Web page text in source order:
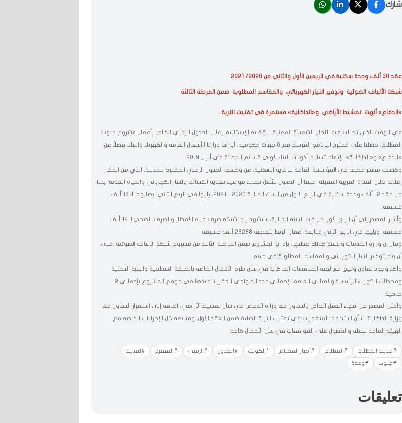
شارك
عقد 30 ألف وحدة سكنية في الربعين الأول والثاني من 2020/ 2021
شبكة الألياف الضوئية وتوفير التيار الكهربائي والمقاسم المطلوبة ضمن المرحلة الثالثة
«الدفاع» أنهت تمشيط الأراضي و«الداخلية» مستمرة في تفتيت التربة
في الوقت الذي تطالب فيه اللجان الشعبية المعنية بالقضية الإسكانية، إعلان الجدول الزمني الخاص بأعمال مشروع جنوب
المطلاع، حصلنا على مقترح البرنامج المرتبط مع 6 جهات حكومية، أبرزها وزارتا الأشغال العامة والكهرباء والماء، فضلاً عن
«الدفاع» و«الداخلية»، لإتمام تسليم أذونات البناء لأولى قسائم المدينة في أبريل 2019.
وكشف مصدر مطلع في المؤسسة العامة للرعاية السكنية، عن وضعها الجدول الزمني المقترح للمدينة، الذي من المقرر
إعلانه خلال الفترة القريبة المقبلة، مبينا أن الجدول يشمل تحديد مواعيد تغذية القسائم بالتيار الكهربائي والمياه العذبة، بدءا
من عقد 12 ألف وحدة سكنية في الربع الاول من السنة المالية 2020 - 2021، يليها في الربع الثاني ايصالهما لـ 18 ألف
قسيمة.
وأشار المصدر إلى أن الربع الأول من ذات السنة المالية، سيشهد ربط شبكة صرف مياه الأمطار والصرف الصحي لـ 12 ألف
قسيمة، ويليها في الربع الثاني متابعة أعمال الربط لتغطية 28288 ألف قسيمة.
وقال إن وزارة الخدمات وضعت كذلك خطتها، بإدراج المشروع ضمن المرحلة الثالثة من مشروع شبكة الألياف الضوئية، على
أن يتم توفير التيار الكهربائي والمقاسم المطلوبة في حينه.
وأكد وجود تعاون وثيق مع لجنة المناقصات المركزية في شأن طرح الأعمال الخاصة بالطبقة السطحية والبنية التحتية
ومحطات الكهرباء الرئيسية والمباني العامة، لإجمالي عدد الضواحي المقرر تنفيذها في موقع المشروع بإجمالي 12
ضاحية.
وأعلن المصدر عن انتهاء العمل الخاص بالتعاون مع وزارة الدفاع، في شأن تمشيط الأراضي، اضافة إلى استمرار التعاون مع
وزارة الداخلية بشأن استخدام المتفجرات في تفتيت التربة الصلبة ضمن العقد الأول، ومتابعة كل الإجراءات الخاصة مع
الهيئة العامة للبيئة والحصول على الموافقات في شأن الأعمال كافة.
#مدينة المطلاع #المطلاع #أخبار المطلاع #الكويت #الجدول #الزمني #المقترح #لمدينة
#جنوب #وحدة
تعليقات